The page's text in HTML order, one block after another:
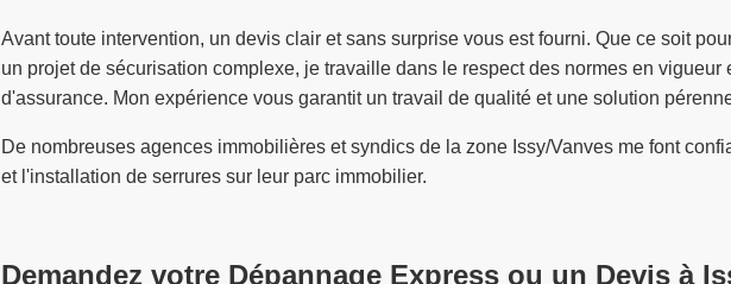
Avant toute intervention, un devis clair et sans surprise vous est fourni. Que ce soit
un projet de sécurisation complexe, je travaille dans le respect des normes en vigueur
d'assurance. Mon expérience vous garantit un travail de qualité et une solution
De nombreuses agences immobilières et syndics de la zone Issy/Vanves me font
et l'installation de serrures sur leur parc immobilier.
Demandez votre Dépannage Express ou un Devis à